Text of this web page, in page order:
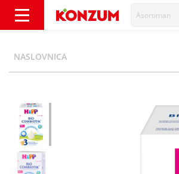
Asortiman
NASLOVNICA